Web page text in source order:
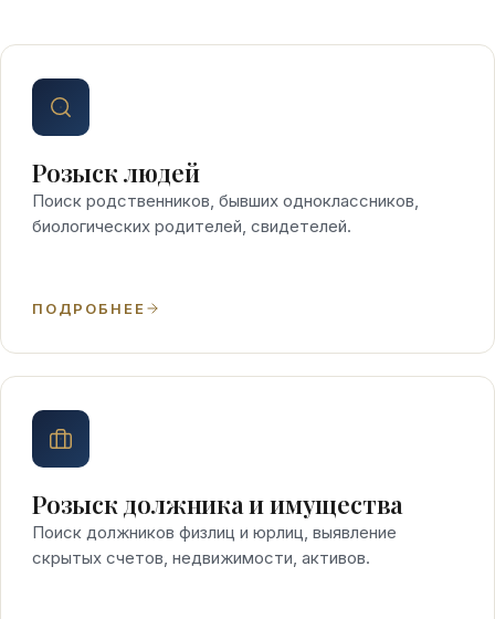
Розыск людей
Поиск родственников, бывших одноклассников,
биологических родителей, свидетелей.
ПОДРОБНЕЕ
Розыск должника и имущества
Поиск должников физлиц и юрлиц, выявление
скрытых счетов, недвижимости, активов.